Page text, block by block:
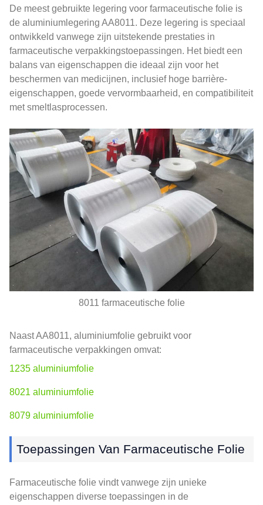
De meest gebruikte legering voor farmaceutische folie is
de aluminiumlegering AA8011. Deze legering is speciaal
ontwikkeld vanwege zijn uitstekende prestaties in
farmaceutische verpakkingstoepassingen. Het biedt een
balans van eigenschappen die ideaal zijn voor het
beschermen van medicijnen, inclusief hoge barrière-
eigenschappen, goede vervormbaarheid, en compatibiliteit
met smeltlasprocessen.
8011 farmaceutische folie
Naast AA8011, aluminiumfolie gebruikt voor
farmaceutische verpakkingen omvat:
1235 aluminiumfolie
8021 aluminiumfolie
8079 aluminiumfolie
Toepassingen Van Farmaceutische Folie
Farmaceutische folie vindt vanwege zijn unieke
eigenschappen diverse toepassingen in de